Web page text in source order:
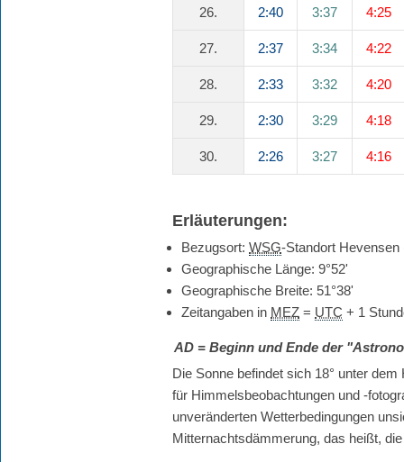
26. 2:40 3:37 4:25
27. 2:37 3:34 4:22
28. 2:33 3:32 4:20
29. 2:30 3:29 4:18
30. 2:26 3:27 4:16
Erläuterungen:
Bezugsort: WSG-Standort
Geographische Länge: 9°52'
Geographische Breite: 51°38'
Zeitangaben in MEZ = UTC + 1
AD = Beginn und Ende der
Die Sonne befindet sich 18° unter
für Himmelsbeobachtungen und -
unveränderten Wetterbedingungen
Mitternachtsdämmerung, das heißt,